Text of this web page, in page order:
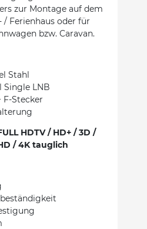
zur Montage auf dem
/ Ferienhaus oder für
bzw. Caravan.
Stahl
Single LNB
F-Stecker
HDTV / HD+ / 3D /
/ 4K tauglich